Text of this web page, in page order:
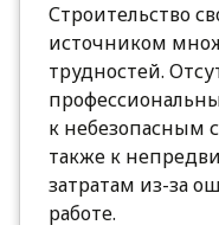
Строительство
источником
трудностей.
к небезопасным
также к
затратам из-за
работе.